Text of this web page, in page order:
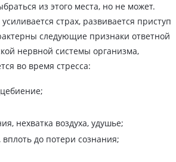
из этого места, но не может.
страх, развивается приступ
следующие признаки ответной
нервной системы организма,
во время стресса:
нехватка воздуха, удушье;
вплоть до потери сознания;